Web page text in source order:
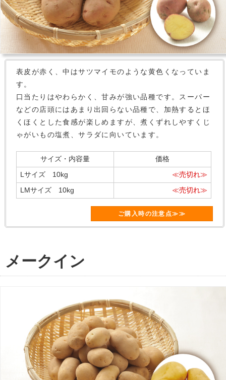
表皮が赤く、中はサツマイモのような黄色くなっていま
す。
口当たりはやわらかく、甘みが強い品種です。スーパー
などの店頭にはあまり出回らない品種で、加熱するとほ
くほくとした食感が楽しめますが、煮くずれしやすくじ
ゃがいもの塩煮、サラダに向いています。
サイズ・内容量
価格
Lサイズ 10kg
≪売切れ≫
LMサイズ 10kg
≪売切れ≫
ご購入時の注意点≫≫
メークイン